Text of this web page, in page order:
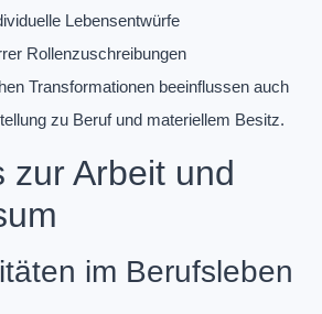
Lebensentwürfe
Rollenzuschreibungen
Transformationen beeinflussen auch
zu Beruf und materiellem Besitz.
zur Arbeit und
im Berufsleben